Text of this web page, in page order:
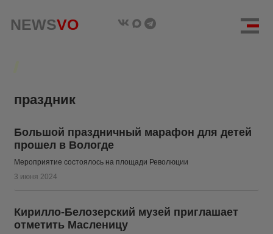
NEWSVO
NEWSVO
праздник
Большой праздничный марафон для детей
прошел в Вологде
Мероприятие состоялось на площади Революции
3 июня 2024
Кирилло-Белозерский музей приглашает
отметить Масленицу